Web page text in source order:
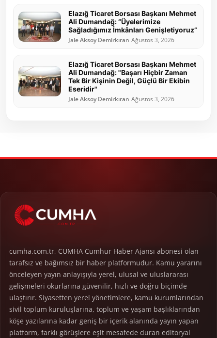
Elazığ Ticaret Borsası Başkanı Mehmet
Ali Dumandağ: “Üyelerimize
Sağladığımız İmkânları Genişletiyoruz”
Jale Aksoy Demirkıran Ağustos 3, 2026
Elazığ Ticaret Borsası Başkanı Mehmet
Ali Dumandağ: "Başarı Hiçbir Zaman
Tek Bir Kişinin Değil, Güçlü Bir Ekibin
Eseridir"
Jale Aksoy Demirkıran Ağustos 3, 2026
cumha.com.tr, CUMHA Cumhur Haber Ajansı abonesi olan
tarafsız ve bağımsız bir haber platformudur. Kamu yararını
önceleyen yayın anlayışıyla yerel, ulusal ve uluslararası
gelişmeleri okurlarına güvenilir, hızlı ve doğru biçimde
ulaştırır. Siyasetten yerel yönetimlere, kamu kurumlarından
sivil toplum kuruluşlarına, toplum ve yaşam başlıklarından
köşe yazılarına kadar geniş bir içerik alanında yayın yapan
platform, farklı görüşlere eşit mesafede duran editoryal